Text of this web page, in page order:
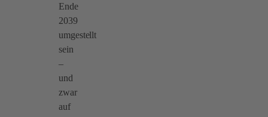
Ende
2039
umgestellt
sein
–
und
zwar
auf